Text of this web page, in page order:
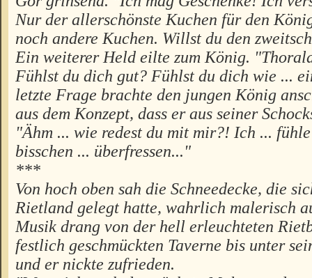
Nur der allerschönste Kuchen für den
noch andere Kuchen. Willst du den
Ein weiterer Held eilte zum König.
Fühlst du dich gut? Fühlst du dich wie ...
letzte Frage brachte den jungen König
aus dem Konzept, dass er aus seiner
"Ähm ... wie redest du mit mir?! Ich ...
bisschen ... überfressen..."
***
Von hoch oben sah die Schneedecke, die
Rietland gelegt hatte, wahrlich malerisch
Musik drang von der hell erleuchteten
festlich geschmückten Taverne bis unter
und er nickte zufrieden.